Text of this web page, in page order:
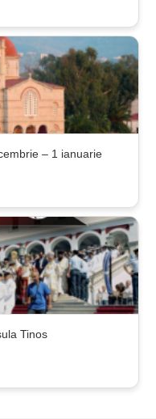
– 1 ianuarie
Tinos